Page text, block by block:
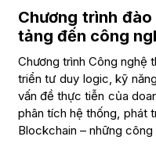
Chương trình
tảng đến công
Chương trình Công nghệ
triển tư duy logic, kỹ
vấn đề thực tiễn của
phân tích hệ thống, phát
Blockchain – những